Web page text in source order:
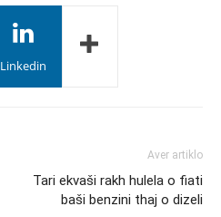
Linkedin
Aver artiklo
Tari ekvaši rakh hulela o fiati
baši benzini thaj o dizeli